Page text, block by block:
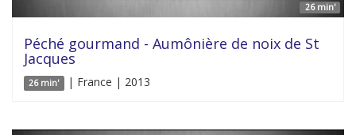
26 min'
Péché gourmand - Aumônière de noix de St
Jacques
26 min' | France | 2013